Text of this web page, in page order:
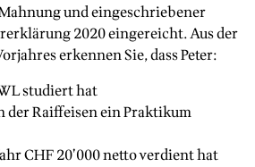
und eingeschriebener
2020 eingereicht. Aus der
erkennen Sie, dass Peter:
studiert hat
der Raiffeisen ein Praktikum
CHF 20’000 netto verdient hat